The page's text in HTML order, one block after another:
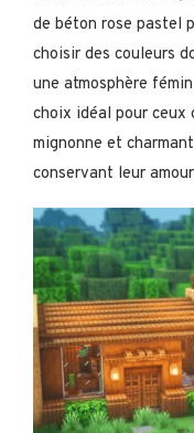
de béton rose pastel
choisir des couleurs
une atmosphère
choix idéal pour ceux
mignonne et
conservant leur